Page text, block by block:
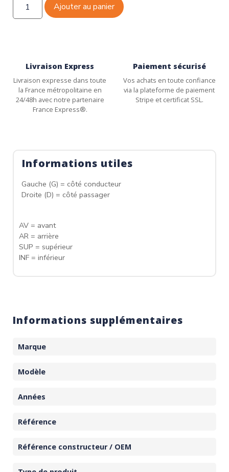
Ajouter au panier
Livraison Express
Livraison expresse dans toute
la France métropolitaine en
24/48h avec notre partenaire
France Express®.
Paiement sécurisé
Vos achats en toute confiance
via la plateforme de paiement
Stripe et certificat SSL.
Informations utiles
Gauche (G) = côté conducteur
Droite (D) = côté passager
AV = avant
AR = arrière
SUP = supérieur
INF = inférieur
Informations supplémentaires
Marque
Modèle
Années
Référence
Référence constructeur / OEM